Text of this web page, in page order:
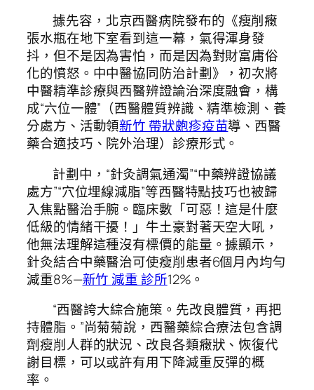
據先容，北京西醫病院發布的《瘦削癥
張水瓶在地下室看到這一幕，氣得渾身發
抖，但不是因為害怕，而是因為對財富庸俗
化的憤怒。中中醫協同防治計劃》，初次將
中醫精準診療與西醫辨證論治深度融會，構
成“六位一體”（西醫體質辨識、精準檢測、養
分處方、活動領新竹 帶狀皰疹疫苗導、西醫
藥合適技巧、院外治理）診療形式。
計劃中，“針灸調氣通濁”“中藥辨證協議
處方”“穴位埋線減脂”等西醫特點技巧也被歸
入焦點醫治手腕。臨床數「可惡！這是什麼
低級的情緒干擾！」牛土豪對著天空大吼，
他無法理解這種沒有標價的能量。據顯示，
針灸結合中藥醫治可使瘦削患者6個月內均勻
減重8%—新竹 減重 診所12%。
“西醫誇大綜合施策。先改良體質，再把
持體脂。”尚菊菊說，西醫藥綜合療法包含調
劑瘦削人群的狀況、改良各類癥狀、恢復代
謝目標，可以或許有用下降減重反彈的概
率。